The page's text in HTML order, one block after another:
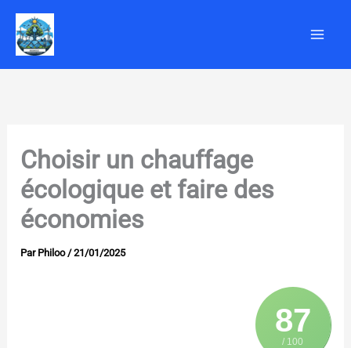
Aller
contenu
Choisir un chauffage
écologique et faire des
économies
Par Philoo /21/01/2025
87
/ 100